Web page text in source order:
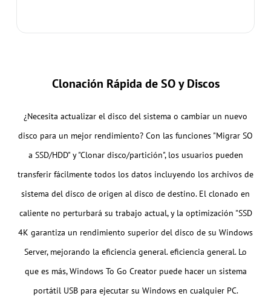
Clonación Rápida de SO y Discos
¿Necesita actualizar el disco del sistema o cambiar un nuevo
disco para un mejor rendimiento? Con las funciones "Migrar SO
a SSD/HDD" y "Clonar disco/partición", los usuarios pueden
transferir fácilmente todos los datos incluyendo los archivos de
sistema del disco de origen al disco de destino. El clonado en
caliente no perturbará su trabajo actual, y la optimización "SSD
4K garantiza un rendimiento superior del disco de su Windows
Server, mejorando la eficiencia general. eficiencia general. Lo
que es más, Windows To Go Creator puede hacer un sistema
portátil USB para ejecutar su Windows en cualquier PC.